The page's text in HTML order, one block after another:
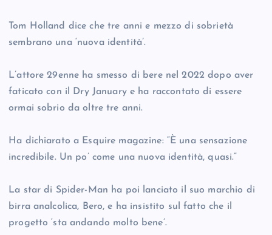
Tom Holland dice che tre anni e mezzo di sobrietà
sembrano una ‘nuova identità’.
L’attore 29enne ha smesso di bere nel 2022 dopo aver
faticato con il Dry January e ha raccontato di essere
ormai sobrio da oltre tre anni.
Ha dichiarato a Esquire magazine: “È una sensazione
incredibile. Un po’ come una nuova identità, quasi.”
La star di Spider-Man ha poi lanciato il suo marchio di
birra analcolica, Bero, e ha insistito sul fatto che il
progetto ‘sta andando molto bene’.